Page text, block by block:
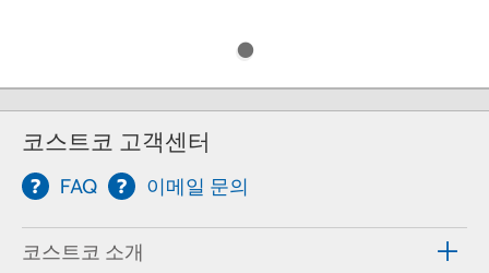
코스트코 고객센터
FAQ 이메일 문의
코스트코 소개